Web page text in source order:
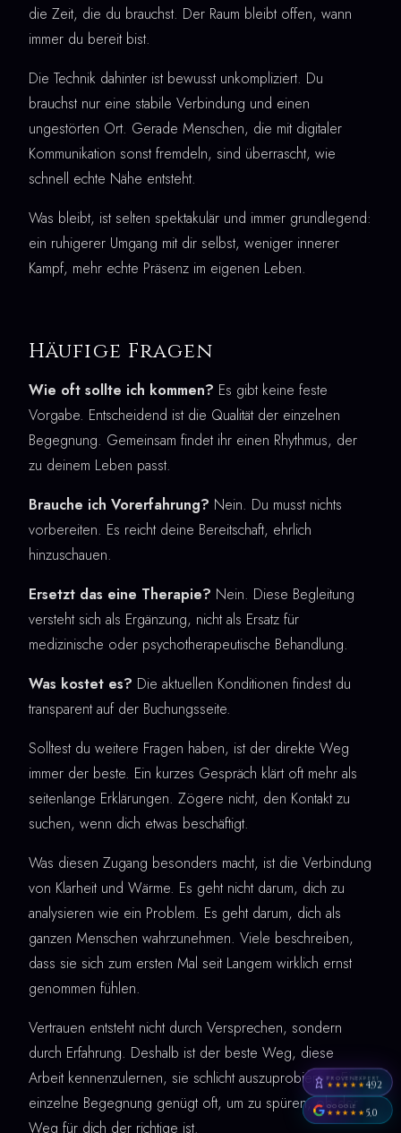
die Zeit, die du brauchst. Der Raum bleibt offen, wann
immer du bereit bist.
Die Technik dahinter ist bewusst unkompliziert. Du
brauchst nur eine stabile Verbindung und einen
ungestörten Ort. Gerade Menschen, die mit digitaler
Kommunikation sonst fremdeln, sind überrascht, wie
schnell echte Nähe entsteht.
Was bleibt, ist selten spektakulär und immer grundlegend:
ein ruhigerer Umgang mit dir selbst, weniger innerer
Kampf, mehr echte Präsenz im eigenen Leben.
Häufige Fragen
Wie oft sollte ich kommen? Es gibt keine feste
Vorgabe. Entscheidend ist die Qualität der einzelnen
Begegnung. Gemeinsam findet ihr einen Rhythmus, der
zu deinem Leben passt.
Brauche ich Vorerfahrung? Nein. Du musst nichts
vorbereiten. Es reicht deine Bereitschaft, ehrlich
hinzuschauen.
Ersetzt das eine Therapie? Nein. Diese Begleitung
versteht sich als Ergänzung, nicht als Ersatz für
medizinische oder psychotherapeutische Behandlung.
Was kostet es? Die aktuellen Konditionen findest du
transparent auf der Buchungsseite.
Solltest du weitere Fragen haben, ist der direkte Weg
immer der beste. Ein kurzes Gespräch klärt oft mehr als
seitenlange Erklärungen. Zögere nicht, den Kontakt zu
suchen, wenn dich etwas beschäftigt.
Was diesen Zugang besonders macht, ist die Verbindung
von Klarheit und Wärme. Es geht nicht darum, dich zu
analysieren wie ein Problem. Es geht darum, dich als
ganzen Menschen wahrzunehmen. Viele beschreiben,
dass sie sich zum ersten Mal seit Langem wirklich ernst
genommen fühlen.
Vertrauen entsteht nicht durch Versprechen, sondern
durch Erfahrung. Deshalb ist der beste Weg, diese
Arbeit kennenzulernen, sie schlicht auszuprobieren. Eine
einzelne Begegnung genügt oft, um zu spüren, ob der
Weg für dich der richtige ist.
PROVENEXPERT
★★★★★4,92
GOOGLE
★★★★★5,0